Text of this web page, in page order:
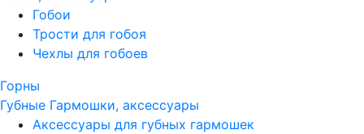
Гобои
Трости для гобоя
Чехлы для гобоев
Горны
Губные Гармошки, аксессуары
Аксессуары для губных гармошек